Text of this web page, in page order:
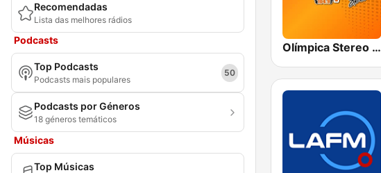
Recomendadas
Lista das melhores rádios
Podcasts
Top Podcasts
Podcasts mais populares
50
Podcasts por Géneros
18 géneros temáticos
Músicas
Top Músicas
Olímpica Stereo - Medellín 104.9 FM